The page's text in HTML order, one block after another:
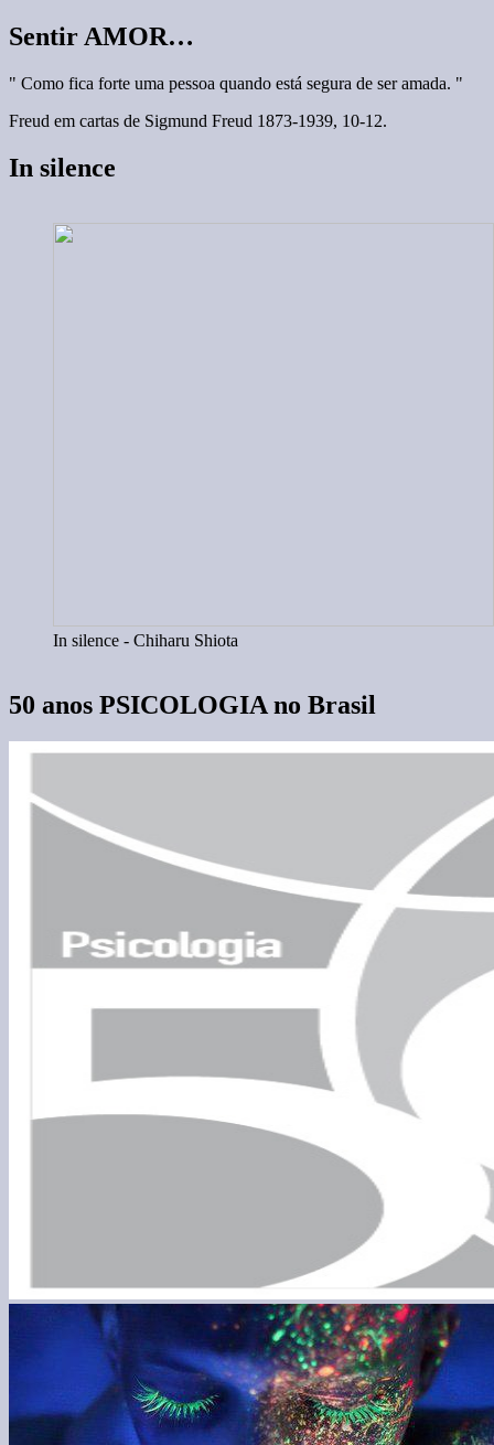
Sentir AMOR…
" Como fica forte uma pessoa quando está segura de ser amada. "
Freud em cartas de Sigmund Freud 1873-1939, 10-12.
In silence
In silence - Chiharu Shiota
50 anos PSICOLOGIA no Brasil